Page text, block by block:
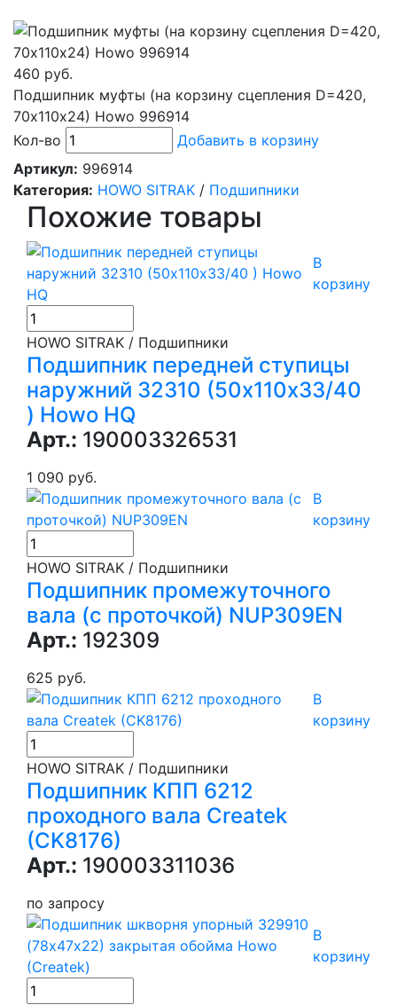
460 руб.
Подшипник муфты (на корзину сцепления D=420,
70х110х24) Howo 996914
Кол-во
Добавить в корзину
Артикул: 996914
Категория: HOWO SITRAK / Подшипники
Похожие товары
В
корзину
HOWO SITRAK / Подшипники
Подшипник передней ступицы
наружний 32310 (50х110х33/40
) Howo HQ
Арт.: 190003326531
1 090 руб.
В
корзину
HOWO SITRAK / Подшипники
Подшипник промежуточного
вала (с проточкой) NUP309EN
Арт.: 192309
625 руб.
В
корзину
HOWO SITRAK / Подшипники
Подшипник КПП 6212
проходного вала Createk
(CK8176)
Арт.: 190003311036
по запросу
В
корзину